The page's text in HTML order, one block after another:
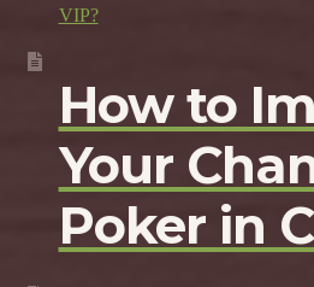
VIP?
How to
Your
Poker in